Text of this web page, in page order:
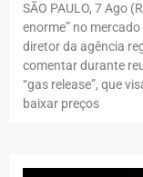
SÃO PAULO, 7 Ago
enorme” no
diretor da agência
comentar durante
“gas release”, que
baixar preços